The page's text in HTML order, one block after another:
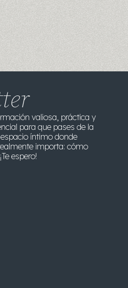
valiosa, práctica y
para que pases de la
íntimo donde
importa: cómo
espero!